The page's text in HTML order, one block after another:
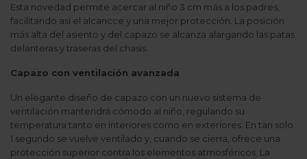
Esta novedad permite acercar al niño 3 cm más a los padres,
facilitando así el alcancce y una mejor protección. La posición
más alta del asiento y del capazo se alcanza alargando las patas
delanteras y traseras del chasis.
Capazo con ventilación avanzada
Un elegante diseño de capazo con un nuevo sistema de
ventilación mantendrá cómodo al niño, regulando su
temperatura tanto en interiores como en exteriores. En tan solo
1 segundo se vuelve ventilado y, cuando se cierra, ofrece una
protección superior contra los elementos atmosféricos. La